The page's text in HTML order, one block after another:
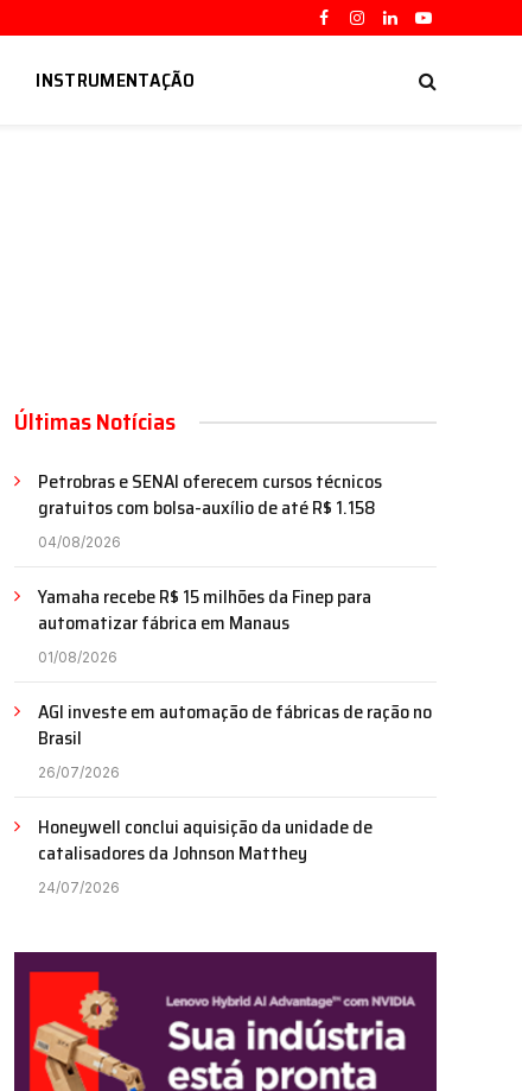
Facebook
Instagram
LinkedInYouTube
INSTRUMENTAÇÃO
Últimas Notícias
Petrobras e SENAI oferecem cursos técnicos
gratuitos com bolsa-auxílio de até R$ 1.158
04/08/2026
Yamaha recebe R$ 15 milhões da Finep para
automatizar fábrica em Manaus
01/08/2026
AGI investe em automação de fábricas de ração no
Brasil
26/07/2026
Honeywell conclui aquisição da unidade de
catalisadores da Johnson Matthey
24/07/2026